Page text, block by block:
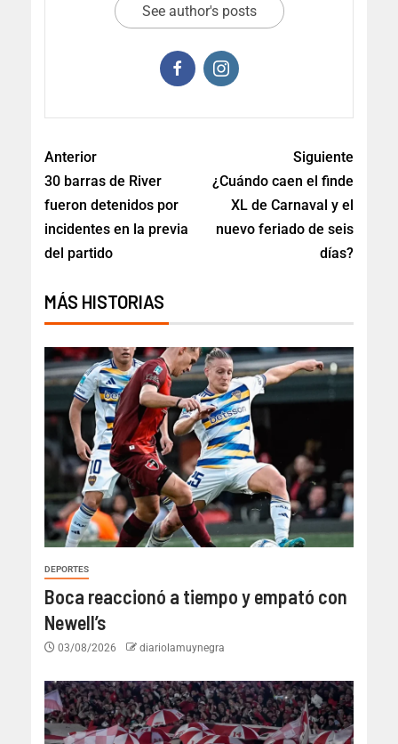
See author's posts
Anterior
30 barras de River
fueron detenidos por
incidentes en la previa
del partido
Siguiente
¿Cuándo caen el finde
XL de Carnaval y el
nuevo feriado de seis
días?
MÁS HISTORIAS
DEPORTES
Boca reaccionó a tiempo y empató con
Newell’s
03/08/2026 diariolamuynegra